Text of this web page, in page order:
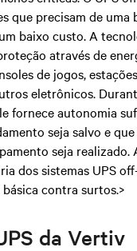
que precisam de uma
baixo custo. A
através de
de jogos,
eletrônicos.
fornece autonomia
seja salvo e
seja realizado.
dos sistemas UPS
contra surtos.>
da Vertiv